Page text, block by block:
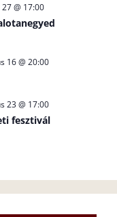
@ 17:00
16 @ 20:00
23 @ 17:00
fesztivál